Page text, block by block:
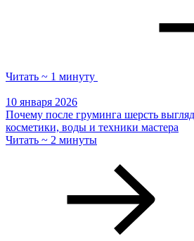
Читать ~ 1 минуту
10 января 2026
Почему после груминга шерсть
косметики, воды и техники мастера
Читать ~ 2 минуты